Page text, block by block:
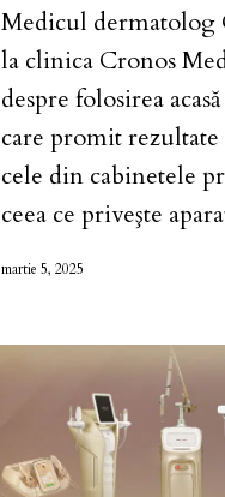
Medicul dermatolog
la clinica Cronos
despre folosirea
care promit
cele din cabinetele
ceea ce priveşte
martie 5, 2025